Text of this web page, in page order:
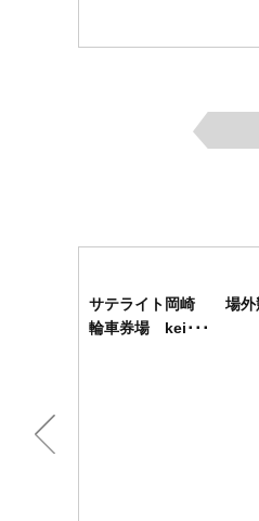
サテライト岡崎 場外
輪車券場 kei･･･